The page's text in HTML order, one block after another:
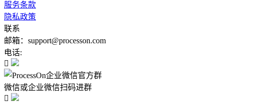
服务条款
隐私政策
联系
邮箱：support@processon.com
电话:

微信或企业微信扫码进群
